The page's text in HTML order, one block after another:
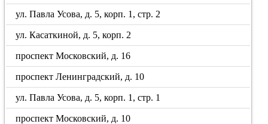
ул. Павла Усова, д. 5, корп. 1, стр. 2
ул. Касаткиной, д. 5, корп. 2
проспект Московский, д. 16
проспект Ленинградский, д. 10
ул. Павла Усова, д. 5, корп. 1, стр. 1
проспект Московский, д. 10